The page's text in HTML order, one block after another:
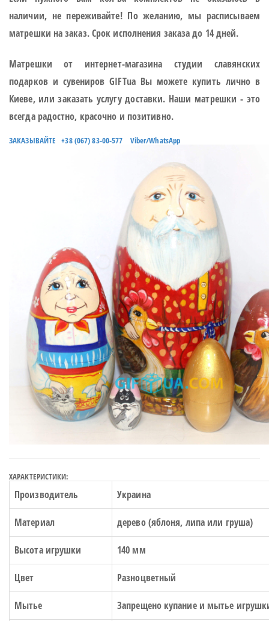
наличии, не переживайте! По желанию, мы расписываем
матрешки на заказ. Срок исполнения заказа до 14 дней.
Матрешки от интернет-магазина студии славянских
подарков и сувениров GIFTua Вы можете купить лично в
Киеве, или заказать услугу доставки. Наши матрешки - это
всегда радостно, красочно и позитивно.
ЗАКАЗЫВАЙТЕ +38 (067) 83-00-577 Viber/WhatsApp
ХАРАКТЕРИСТИКИ:
Производитель Украина
Материал дерево (яблоня, липа или груша)
Высота игрушки 140 мм
Цвет Разноцветный
Мытье Запрещено купание и мытье